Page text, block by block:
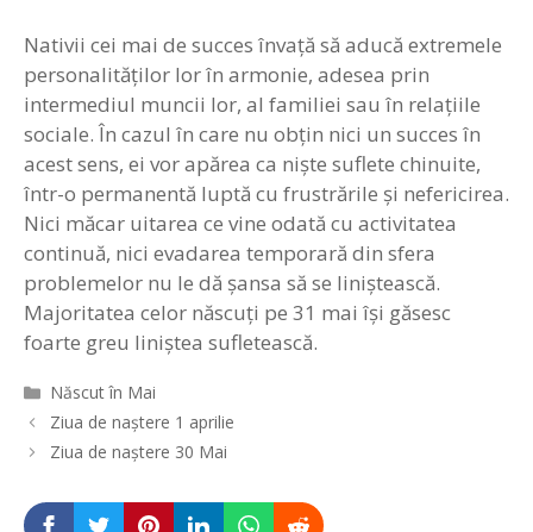
Nativii cei mai de succes învaţă să aducă extremele
personalităţilor lor în armonie, adesea prin
intermediul muncii lor, al familiei sau în relaţiile
sociale. În cazul în care nu obţin nici un succes în
acest sens, ei vor apărea ca nişte suflete chinuite,
într-o permanentă luptă cu frustrările şi nefericirea.
Nici măcar uitarea ce vine odată cu activitatea
continuă, nici evadarea temporară din sfera
problemelor nu le dă şansa să se liniştească.
Majoritatea celor născuţi pe 31 mai îşi găsesc
foarte greu liniştea sufletească.
Categorii
Născut în Mai
Navigare
în
Ziua de naștere 1 aprilie
Ziua de naştere 30 Mai